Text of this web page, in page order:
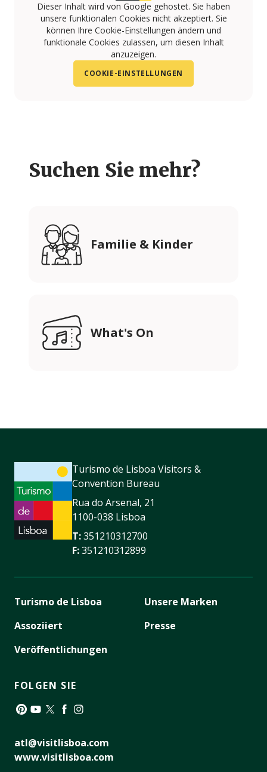
Dieser Inhalt wird von Google gehostet. Sie haben
unsere funktionalen Cookies nicht akzeptiert. Sie
können Ihre Cookie-Einstellungen ändern und
funktionale Cookies zulassen, um diesen Inhalt
anzuzeigen.
COOKIE-EINSTELLUNGEN
Suchen Sie mehr?
Familie & Kinder
What's On
Turismo de Lisboa Visitors &
Convention Bureau
Rua do Arsenal, 21
1100-038 Lisboa
T:351210312700
F:351210312899
Turismo de Lisboa
Assoziiert
Veröffentlichungen
Unsere Marken
Presse
FOLGEN SIE
atl@visitlisboa.com
www.visitlisboa.com